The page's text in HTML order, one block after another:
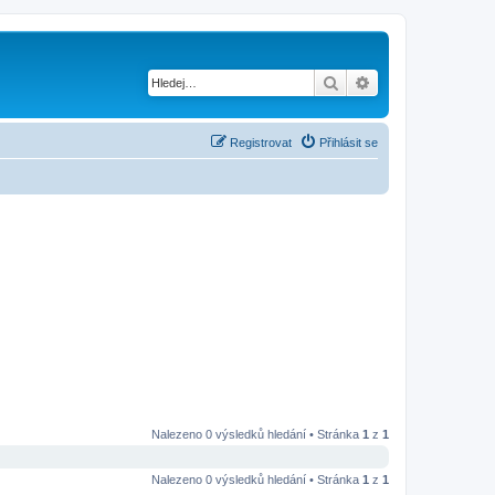
Hledat
Přihlásit se
Registrovat
Nalezeno 0 výsledků hledání • Stránka 1 z 1
Nalezeno 0 výsledků hledání • Stránka 1 z 1